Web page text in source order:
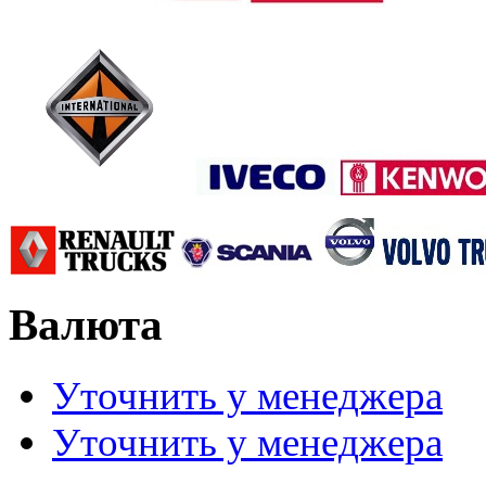
Валюта
Уточнить у менеджера
Уточнить у менеджера